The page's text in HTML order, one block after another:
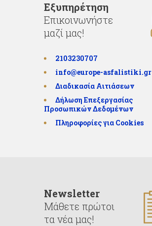
Εξυπηρέτηση
Επικοινωνήστε
μαζί μας!
2103230707
info@europe-asfalistiki.gr
Διαδικασία Αιτιάσεων
Δήλωση Επεξεργασίας
Προσωπικών Δεδομένων
Πληροφορίες για Cookies
Newsletter
Μάθετε πρώτοι
τα νέα μας!